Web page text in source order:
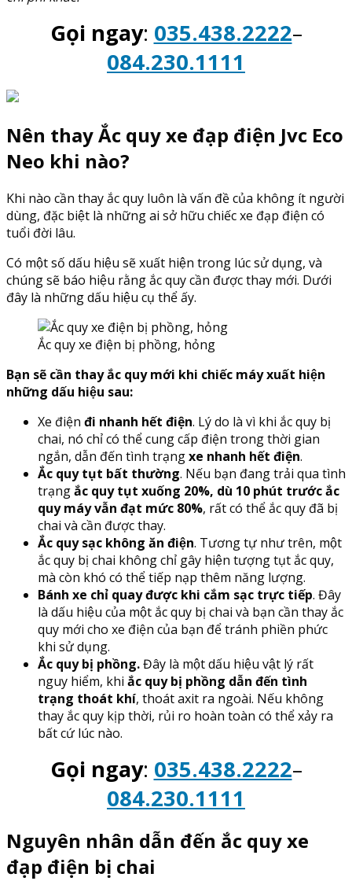
Gọi ngay: 035.438.2222–
084.230.1111
Nên thay Ắc quy xe đạp điện Jvc Eco
Neo khi nào?
Khi nào cần thay ắc quy luôn là vấn đề của không ít người
dùng, đặc biệt là những ai sở hữu chiếc xe đạp điện có
tuổi đời lâu.
Có một số dấu hiệu sẽ xuất hiện trong lúc sử dụng, và
chúng sẽ báo hiệu rằng ắc quy cần được thay mới. Dưới
đây là những dấu hiệu cụ thể ấy.
Ắc quy xe điện bị phồng, hỏng
Bạn sẽ cần thay ắc quy mới khi chiếc máy xuất hiện
những dấu hiệu sau:
Xe điện đi nhanh hết điện. Lý do là vì khi ắc quy bị
chai, nó chỉ có thể cung cấp điện trong thời gian
ngắn, dẫn đến tình trạngxe nhanh hết điện.
Ắc quy tụt bất thường. Nếu bạn đang trải qua tình
trạngắc quy tụt xuống 20%, dù 10 phút trước ắc
quy máy vẫn đạt mức 80%, rất có thể ắc quy đã bị
chai và cần được thay.
Ắc quy sạc không ăn điện. Tương tự như trên, một
ắc quy bị chai không chỉ gây hiện tượng tụt ắc quy,
mà còn khó có thể tiếp nạp thêm năng lượng.
Bánh xe chỉ quay được khi cắm sạc trực tiếp. Đây
là dấu hiệu của một ắc quy bị chai và bạn cần thay ắc
quy mới cho xe điện của bạn để tránh phiền phức
khi sử dụng.
Ắc quy bị phồng.Đây là một dấu hiệu vật lý rất
nguy hiểm, khi ắc quy bị phồng dẫn đến tình
trạng thoát khí, thoát axit ra ngoài. Nếu không
thay ắc quy kịp thời, rủi ro hoàn toàn có thể xảy ra
bất cứ lúc nào.
Gọi ngay: 035.438.2222–
084.230.1111
Nguyên nhân dẫn đến ắc quy xe
đạp điện bị chai